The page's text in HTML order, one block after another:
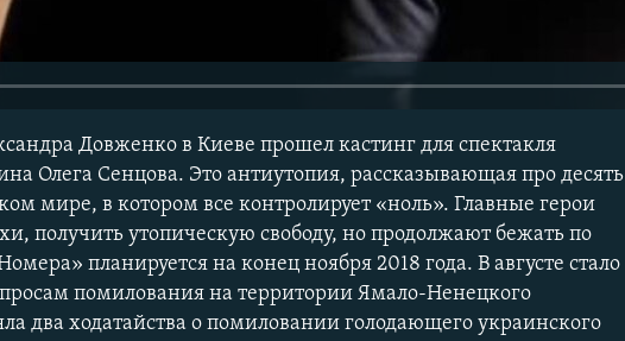
Довженко в Киеве прошел кастинг для спектакля
Олега Сенцова. Это антиутопия, рассказывающая про десять
мире, в котором все контролирует «ноль». Главные герои
получить утопическую свободу, но продолжают бежать по
планируется на конец ноября 2018 года. В августе стало
помилования на территории Ямало-Ненецкого
два ходатайства о помиловании голодающего украинского